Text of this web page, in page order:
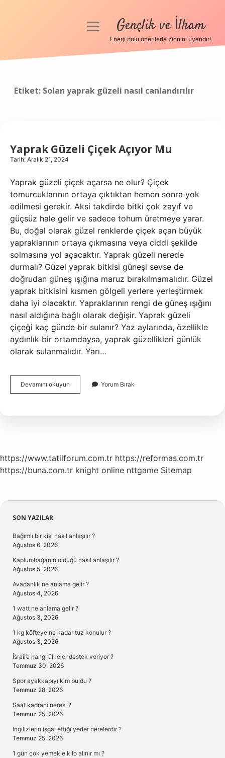
Anasayfa
menüyüGençlik ve İlham
Enerji dolu önerilerle zihnini uyandır!
Etiket: Solan yaprak güzeli nasıl canlandırılır
Yaprak Güzeli Çiçek Açıyor Mu
Tarih: Aralık 21, 2024
Yaprak güzeli çiçek açarsa ne olur? Çiçek
tomurcuklarının ortaya çıktıktan hemen sonra yok
edilmesi gerekir. Aksi takdirde bitki çok zayıf ve
güçsüz hale gelir ve sadece tohum üretmeye yarar.
Bu, doğal olarak güzel renklerde çiçek açan büyük
yapraklarının ortaya çıkmasına veya ciddi şekilde
solmasına yol açacaktır. Yaprak güzeli nerede
durmalı? Güzel yaprak bitkisi güneşi sevse de
doğrudan güneş ışığına maruz bırakılmamalıdır. Güzel
yaprak bitkisini kısmen gölgeli yerlere yerleştirmek
daha iyi olacaktır. Yapraklarının rengi de güneş ışığını
nasıl aldığına bağlı olarak değişir. Yaprak güzeli
çiçeği kaç günde bir sulanır? Yaz aylarında, özellikle
aydınlık bir ortamdaysa, yaprak güzellikleri günlük
olarak sulanmalıdır. Yarı…
Devamını okuyun
Güzeli
Yorum Bırak
https://www.tatilforum.com.tr https://reformas.com.tr
https://buna.com.tr knight online nttgame Sitemap
Sidebar
SON YAZILAR
Bağımlı bir kişi nasıl anlaşılır ?
Ağustos 6, 2026
Kaplumbağanın öldüğü nasıl anlaşılır ?
Ağustos 5, 2026
Avadanlık ne anlama gelir ?
Ağustos 4, 2026
1 watt ne anlama gelir ?
Ağustos 3, 2026
1 kg köfteye ne kadar tuz konulur ?
Ağustos 3, 2026
İsrail’e hangi ülkeler destek veriyor ?
Temmuz 30, 2026
Spor ayakkabıyı kim buldu ?
Temmuz 28, 2026
Saat kadranı neresi ?
Temmuz 25, 2026
Ingilizlerin işgal ettiği yerler nerelerdir ?
Temmuz 25, 2026
1 gün çok yemekle kilo alınır mı ?